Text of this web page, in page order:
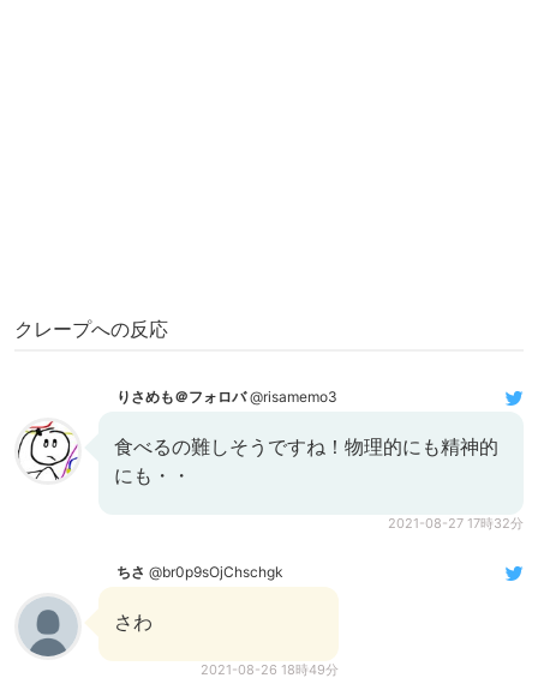
クレープへの反応
りさめも＠フォロバ@risamemo3
食べるの難しそうですね！物理的にも精神的
にも・・
2021-08-27 17時32分
ちさ @br0p9sOjChschgk
さわ
2021-08-26 18時49分